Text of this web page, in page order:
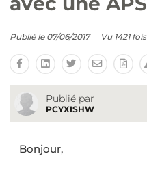
Publié le 07/06/2017 Vu 1421 fois
Publié par
PCYXISHW
Bonjour,